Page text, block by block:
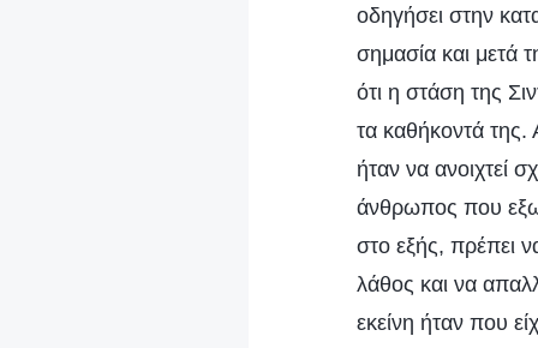
οδηγήσει στην
σημασία και μετά
ότι η στάση της
τα καθήκοντά της.
ήταν να ανοιχτεί
άνθρωπος που
στο εξής, πρέπει
λάθος και να
εκείνη ήταν που